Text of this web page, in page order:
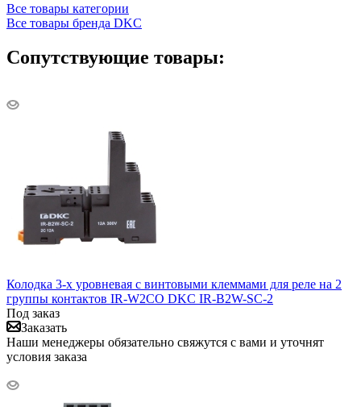
Все товары категории
Все товары бренда DKC
Сопутствующие товары:
Колодка 3-х уровневая с винтовыми клеммами для реле на 2
группы контактов IR-W2CO DKC IR-B2W-SC-2
Под заказ
Заказать
Наши менеджеры обязательно свяжутся с вами и уточнят
условия заказа